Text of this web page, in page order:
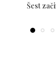
Šest